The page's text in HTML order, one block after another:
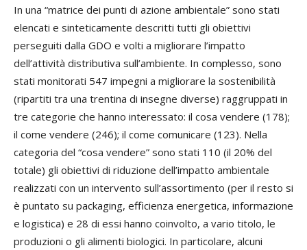
In una “matrice dei punti di azione ambientale” sono stati
elencati e sinteticamente descritti tutti gli obiettivi
perseguiti dalla GDO e volti a migliorare l’impatto
dell’attività distributiva sull’ambiente. In complesso, sono
stati monitorati 547 impegni a migliorare la sostenibilità
(ripartiti tra una trentina di insegne diverse) raggruppati in
tre categorie che hanno interessato: il cosa vendere (178);
il come vendere (246); il come comunicare (123). Nella
categoria del “cosa vendere” sono stati 110 (il 20% del
totale) gli obiettivi di riduzione dell’impatto ambientale
realizzati con un intervento sull’assortimento (per il resto si
è puntato su packaging, efficienza energetica, informazione
e logistica) e 28 di essi hanno coinvolto, a vario titolo, le
produzioni o gli alimenti biologici. In particolare, alcuni